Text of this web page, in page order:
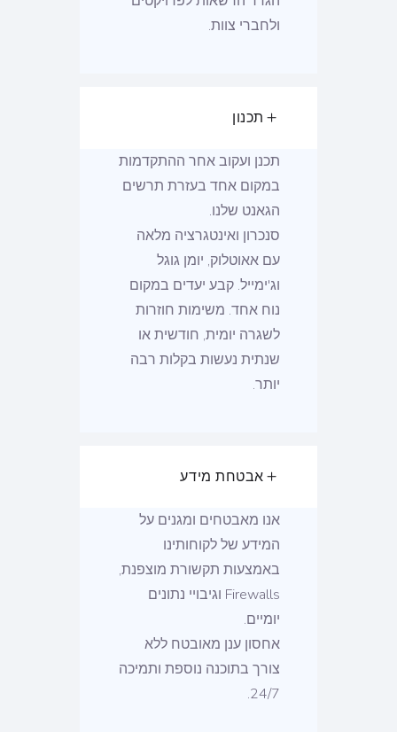
ולחברי צוות.
תכנון
תכנן ועקוב אחר ההתקדמות
במקום אחד בעזרת תרשים
הגאנט שלנו.
סנכרון ואינטגרציה מלאה
עם אאוטלוק, יומן גוגל
וג'ימייל. קבע יעדים במקום
נוח אחד. משימות חוזרות
לשגרה יומית, חודשית או
שנתית נעשות בקלות רבה
יותר.
אבטחת מידע
אנו מאבטחים ומגנים על
המידע של לקוחותינו
באמצעות תקשורת מוצפנת,
Firewalls וגיבויי נתונים
יומיים.
אחסון ענן מאובטח ללא
צורך בתוכנה נוספת ותמיכה
24/7.